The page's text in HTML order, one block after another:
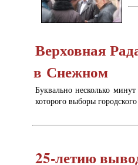
Верховная
в Снежном
Буквально несколько
которого выборы
25-летию